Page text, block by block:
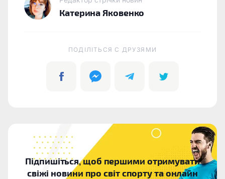
Катерина Яковенко
ПОДІЛІТЬСЯ C ДРУЗЯМИ
Підпишіться, щоб першими отримувати
свіжі новини про світ спорту та онлайн